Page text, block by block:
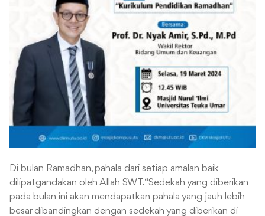
Di bulan Ramadhan, pahala dari setiap amalan baik
dilipatgandakan oleh Allah SWT. “Sedekah yang diberikan
pada bulan ini akan mendapatkan pahala yang jauh lebih
besar dibandingkan dengan sedekah yang diberikan di